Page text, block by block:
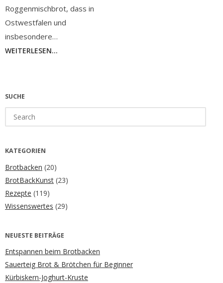
Roggenmischbrot, dass in
Ostwestfalen und
insbesondere…
WEITERLESEN...
SUCHE
for:
KATEGORIEN
Brotbacken (20)
BrotBackKunst (23)
Rezepte (119)
Wissenswertes (29)
NEUESTE BEITRÄGE
Entspannen beim Brotbacken
Sauerteig Brot & Brötchen für Beginner
Kürbiskern-Joghurt-Kruste